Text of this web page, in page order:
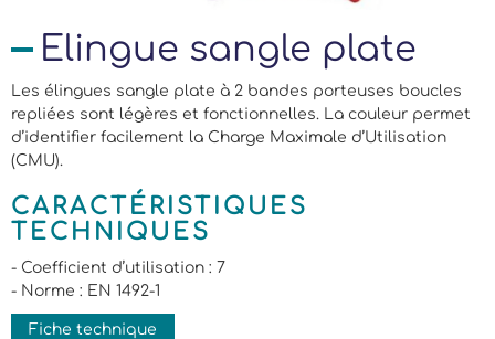
Elingue sangle plate
Les élingues sangle plate à 2 bandes porteuses boucles
repliées sont légères et fonctionnelles. La couleur permet
d’identifier facilement la Charge Maximale d’Utilisation
(CMU).
CARACTÉRISTIQUES
TECHNIQUES
- Coefficient d’utilisation : 7
- Norme : EN 1492-1
Fiche technique